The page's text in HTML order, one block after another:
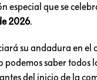
especial que se
2026.
su andadura en el
podemos saber todos
del inicio de la